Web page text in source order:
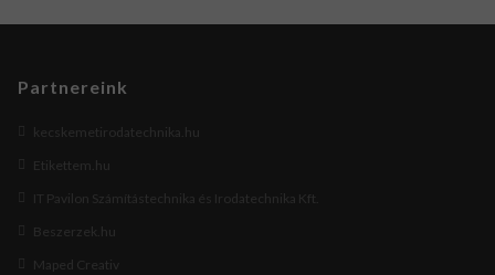
Partnereink
kecskemetirodatechnika.hu
Etikettem.hu
IT Pavilon Számítástechnika és Irodatechnika Kft.
Beszerzek.hu
Maped Creativ